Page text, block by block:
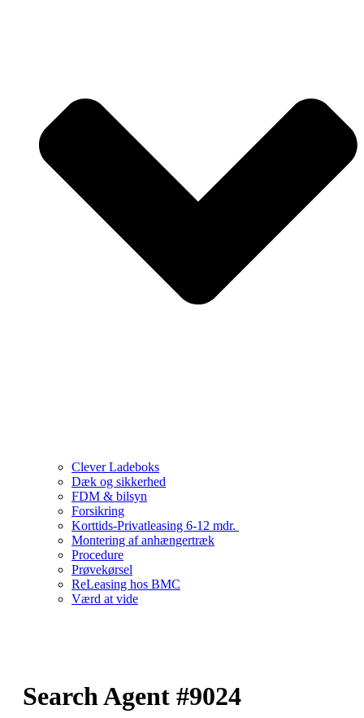
Clever Ladeboks
Dæk og sikkerhed
FDM & bilsyn
Forsikring
Korttids-Privatleasing 6-12 mdr.
Montering af anhængertræk
Procedure
Prøvekørsel
ReLeasing hos BMC
Værd at vide
Search Agent #9024